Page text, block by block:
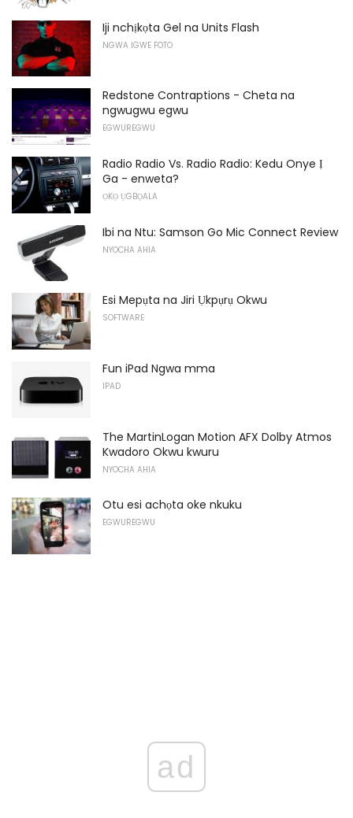
Iji nchịkọta Gel na Units Flash
NGWA IGWE FOTO
Redstone Contraptions - Cheta na
ngwugwu egwu
EGWUREGWU
Radio Radio Vs. Radio Radio: Kedu Onye Ị
Ga - enweta?
ỌKỌ ỤGBỌALA
Ibi na Ntu: Samson Go Mic Connect Review
NYOCHA AHIA
Esi Mepụta na Jiri Ụkpụrụ Okwu
SOFTWARE
Fun iPad Ngwa mma
IPAD
The MartinLogan Motion AFX Dolby Atmos
Kwadoro Okwu kwuru
NYOCHA AHIA
Otu esi achọta oke nkuku
EGWUREGWU
ad